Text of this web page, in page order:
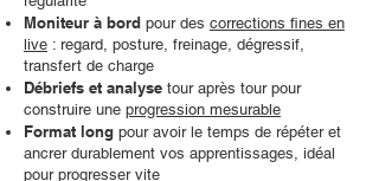
Moniteur à bord pour des corrections fines en
live : regard, posture, freinage, dégressif,
transfert de charge
Débriefs et analyse tour après tour pour
construire une progression mesurable
Format long pour avoir le temps de répéter et
ancrer durablement vos apprentissages, idéal
pour progresser vite